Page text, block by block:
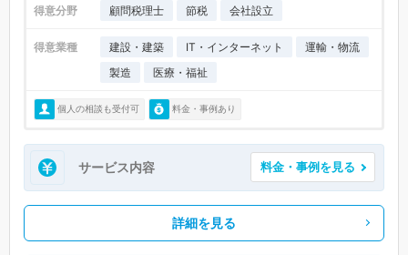
得意分野 顧問税理士 節税 会社設立
得意業種 建設・建築 IT・インターネット
運輸・物流
製造
医療・福祉
個人の相談も受付可 料金・事例あり
サービス内容 料金・事例を見る
詳細を見る